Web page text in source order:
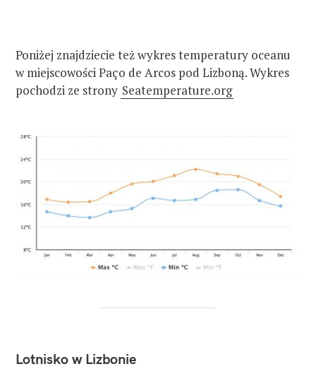
Poniżej znajdziecie też wykres temperatury oceanu
w miejscowości Paço de Arcos pod Lizboną. Wykres
pochodzi ze strony Seatemperature.org
Lotnisko w Lizbonie